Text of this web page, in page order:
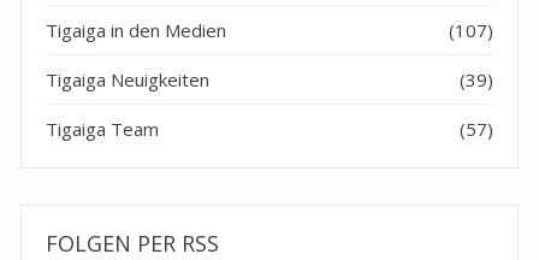
Tigaiga in den Medien (107)
Tigaiga Neuigkeiten (39)
Tigaiga Team (57)
FOLGEN PER RSS